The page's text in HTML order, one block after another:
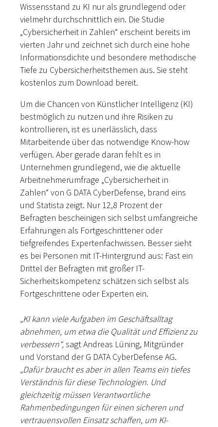
Wissensstand zu KI nur als grundlegend oder
vielmehr durchschnittlich ein. Die Studie
„Cybersicherheit in Zahlen“ erscheint bereits im
vierten Jahr und zeichnet sich durch eine hohe
Informationsdichte und besondere methodische
Tiefe zu Cybersicherheitsthemen aus. Sie steht
kostenlos zum Download bereit.
Um die Chancen von Künstlicher Intelligenz (KI)
bestmöglich zu nutzen und ihre Risiken zu
kontrollieren, ist es unerlässlich, dass
Mitarbeitende über das notwendige Know-how
verfügen. Aber gerade daran fehlt es in
Unternehmen grundlegend, wie die aktuelle
Arbeitnehmerumfrage „Cybersicherheit in
Zahlen“ von G DATA CyberDefense, brand eins
und Statista zeigt. Nur 12,8 Prozent der
Befragten bescheinigen sich selbst umfangreiche
Erfahrungen als Fortgeschrittener oder
tiefgreifendes Expertenfachwissen. Besser sieht
es bei Personen mit IT-Hintergrund aus: Fast ein
Drittel der Befragten mit großer IT-
Sicherheitskompetenz schätzen sich selbst als
Fortgeschrittene oder Experten ein.
„KI kann viele Aufgaben im Geschäftsalltag
abnehmen, um etwa die Qualität und Effizienz zu
verbessern“,sagt Andreas Lüning, Mitgründer
und Vorstand der G DATA CyberDefense AG.
„Dafür braucht es aber in allen Teams ein tiefes
Verständnis für diese Technologien. Und
gleichzeitig müssen Verantwortliche
Rahmenbedingungen für einen sicheren und
vertrauensvollen Einsatz schaffen, um KI-